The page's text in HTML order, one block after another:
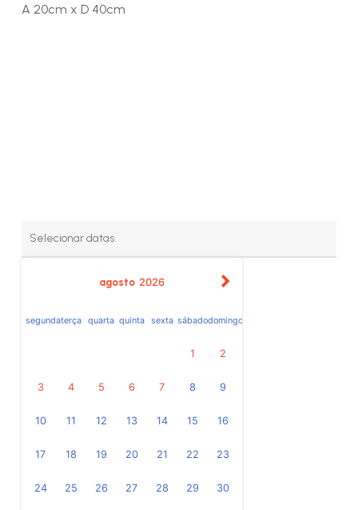
A 20cm x D 40cm
agosto 2026
segundaterça quarta quinta sexta sábadodomingo
1 2
3 4 5 6 7 8 9
10 11 12 13 14 15 16
17 18 19 20 21 22 23
24 25 26 27 28 29 30